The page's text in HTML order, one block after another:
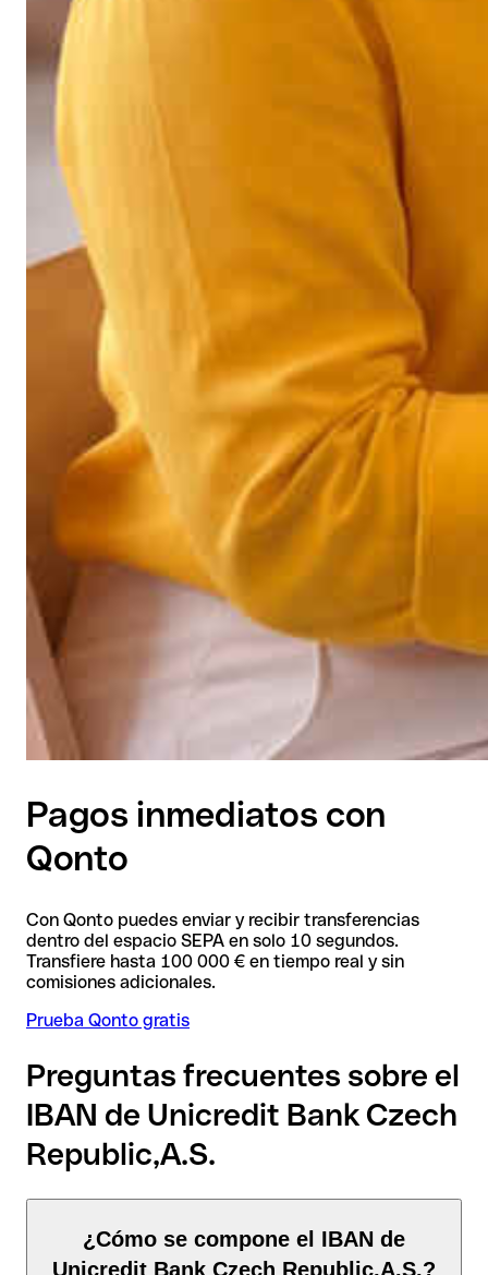
Pagos inmediatos con
Qonto
Con Qonto puedes enviar y recibir transferencias
dentro del espacio SEPA en solo 10 segundos.
Transfiere hasta 100 000 € en tiempo real y sin
comisiones adicionales.
Prueba Qonto gratis
Preguntas frecuentes sobre el
IBAN de Unicredit Bank Czech
Republic,A.S.
¿Cómo se compone el IBAN de
Unicredit Bank Czech Republic,A.S.?